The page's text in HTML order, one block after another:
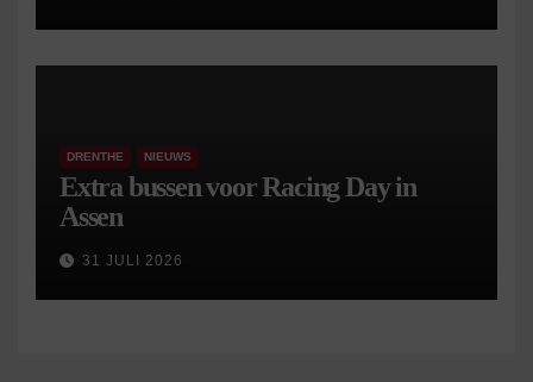
DRENTHE NIEUWS
Extra bussen voor Racing Day in
Assen
31 JULI 2026